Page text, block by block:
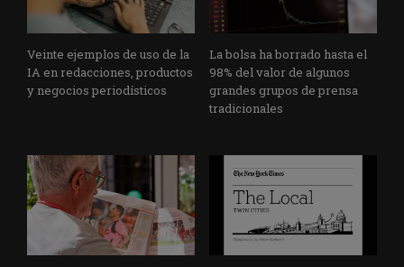
Veinte ejemplos de uso de la
IA en redacciones, productos
y negocios periodísticos
La bolsa ha borrado hasta el
98% del valor de algunos
grandes grupos de prensa
tradicionales